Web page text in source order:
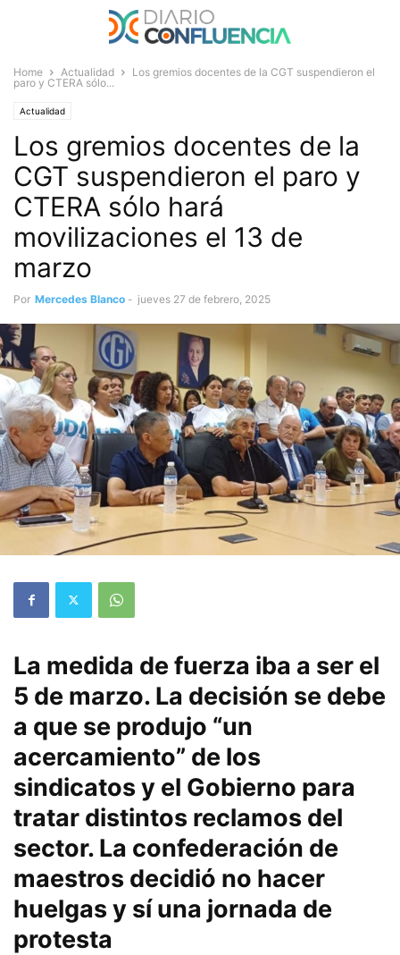
Home Actualidad
Los gremios docentes de la CGT suspendieron el
paro y CTERA sólo...
Actualidad
Los gremios docentes de la
CGT suspendieron el paro y
CTERA sólo hará
movilizaciones el 13 de
marzo
Por Mercedes Blanco - jueves 27 de febrero, 2025
La medida de fuerza iba a ser el
5 de marzo. La decisión se debe
a que se produjo “un
acercamiento” de los
sindicatos y el Gobierno para
tratar distintos reclamos del
sector. La confederación de
maestros decidió no hacer
huelgas y sí una jornada de
protesta